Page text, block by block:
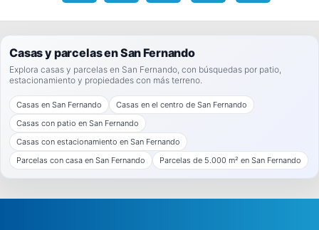
Casas y parcelas en San Fernando
Explora casas y parcelas en San Fernando, con búsquedas por patio,
estacionamiento y propiedades con más terreno.
Casas en San Fernando
Casas en el centro de San Fernando
Casas con patio en San Fernando
Casas con estacionamiento en San Fernando
Parcelas con casa en San Fernando
Parcelas de 5.000 m² en San Fernando